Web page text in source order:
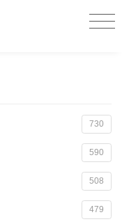
730
590
508
479